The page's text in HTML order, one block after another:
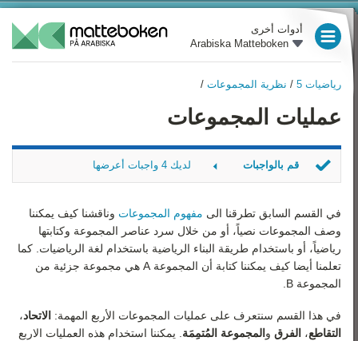
أدوات أخرى
Arabiska Matteboken
رياضيات 5 / نظرية المجموعات /
عمليات المجموعات
قم بالواجبات لديك 4 واجبات أعرضها
الإتحاد
التقاطع
الفرق
في القسم السابق تطرقنا الى مفهوم المجموعات وناقشنا كيف يمكننا
وصف المجموعات نصياً، أو من خلال سرد عناصر المجموعة وكتابتها
رياضياً، أو باستخدام طريقة البناء الرياضية باستخدام لغة الرياضيات. كما
تعلمنا أيضا كيف يمكننا كتابة أن المجموعةA هي مجموعة جزئية من
المجموعة B
.
في هذا القسم سنتعرف على عمليات المجموعات الأربع المهمة: الاتحاد،
التقاطع، الفرق و المجموعة المُتمِمَة. يمكننا استخدام هذه العمليات الاربع
العام الدراسي 4
العام الدراسي 5
العام الدراسي 6
العام الدراسي 8
العام الدراسي 9
رياضيات 1
رياضيات 2
رياضيات 5
نظرة عامة
نظرية المجموعات
قوانين التطابق
المتتاليات والاستقراء
الرياضي
التباديل والتوافيق
نظرية المُخططات البيانية
المعادلات التفاضلية